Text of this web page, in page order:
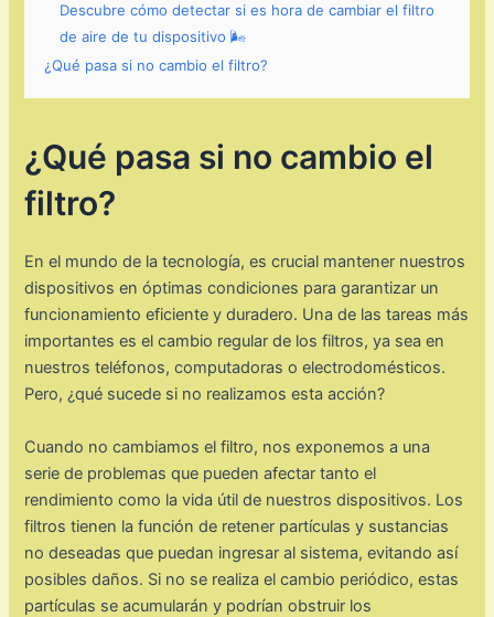
Descubre cómo detectar si es hora de cambiar el filtro
de aire de tu dispositivo 🌬️
¿Qué pasa si no cambio el filtro?
¿Qué pasa si no cambio el
filtro?
En el mundo de la tecnología, es crucial mantener nuestros
dispositivos en óptimas condiciones para garantizar un
funcionamiento eficiente y duradero. Una de las tareas más
importantes es el cambio regular de los filtros, ya sea en
nuestros teléfonos, computadoras o electrodomésticos.
Pero, ¿qué sucede si no realizamos esta acción?
Cuando no cambiamos el filtro, nos exponemos a una
serie de problemas que pueden afectar tanto el
rendimiento como la vida útil de nuestros dispositivos. Los
filtros tienen la función de retener partículas y sustancias
no deseadas que puedan ingresar al sistema, evitando así
posibles daños. Si no se realiza el cambio periódico, estas
partículas se acumularán y podrían obstruir los